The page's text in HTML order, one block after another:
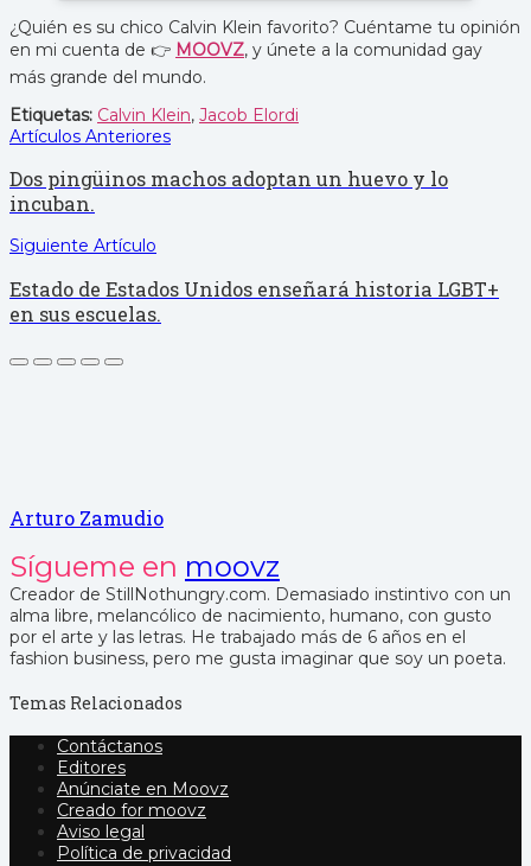
¿Quién es su chico Calvin Klein favorito? Cuéntame tu opinión
en mi cuenta de 👉 MOOVZ, y únete a la comunidad gay
más grande del mundo.
Etiquetas: Calvin Klein, Jacob Elordi
Artículos Anteriores
Dos pingüinos machos adoptan un huevo y lo
incuban.
Siguiente Artículo
Estado de Estados Unidos enseñará historia LGBT+
en sus escuelas.
Arturo Zamudio
Sígueme en moovz
Creador de StillNothungry.com. Demasiado instintivo con un
alma libre, melancólico de nacimiento, humano, con gusto
por el arte y las letras. He trabajado más de 6 años en el
fashion business, pero me gusta imaginar que soy un poeta.
Temas Relacionados
Contáctanos
Editores
Anúnciate en Moovz
Creado for moovz
Aviso legal
Política de privacidad